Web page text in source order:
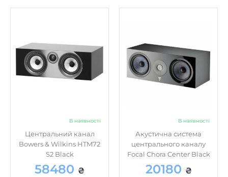
В наявності
Центральний канал
Bowers & Wilkins HTM72
S2 Black
58480 ₴
В наявності
Акустична система
центрального каналу
Focal Chora Center Black
20180 ₴